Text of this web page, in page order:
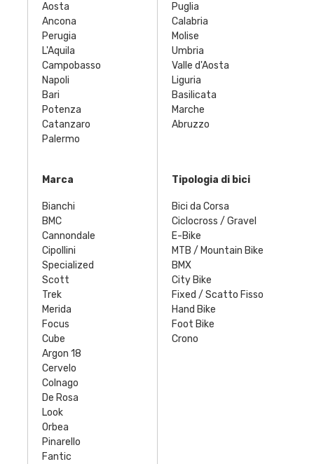
Aosta
Ancona
Perugia
L'Aquila
Campobasso
Napoli
Bari
Potenza
Catanzaro
Palermo
Puglia
Calabria
Molise
Umbria
Valle d'Aosta
Liguria
Basilicata
Marche
Abruzzo
Marca
Bianchi
BMC
Cannondale
Cipollini
Specialized
Scott
Trek
Merida
Focus
Cube
Argon 18
Cervelo
Colnago
De Rosa
Look
Orbea
Pinarello
Fantic
Tipologia di bici
Bici da Corsa
Ciclocross / Gravel
E-Bike
MTB / Mountain Bike
BMX
City Bike
Fixed / Scatto Fisso
Hand Bike
Foot Bike
Crono